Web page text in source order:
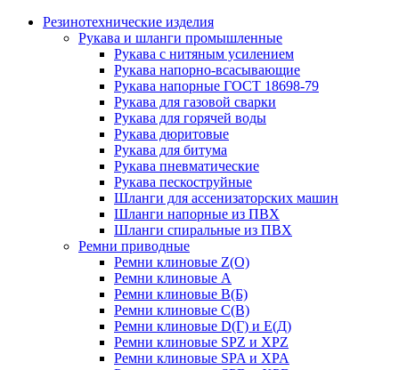
Резинотехнические изделия
Рукава и шланги промышленные
Рукава с нитяным усилением
Рукава напорно-всасывающие
Рукава напорные ГОСТ 18698-79
Рукава для газовой сварки
Рукава для горячей воды
Рукава дюритовые
Рукава для битума
Рукава пневматические
Рукава пескоструйные
Шланги для ассенизаторских машин
Шланги напорные из ПВХ
Шланги спиральные из ПВХ
Ремни приводные
Ремни клиновые Z(О)
Ремни клиновые А
Ремни клиновые В(Б)
Ремни клиновые С(В)
Ремни клиновые D(Г) и Е(Д)
Ремни клиновые SPZ и XPZ
Ремни клиновые SPA и XPA